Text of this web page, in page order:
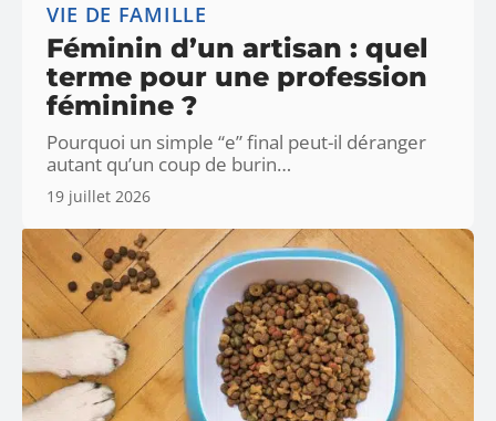
VIE DE FAMILLE
Féminin d’un artisan : quel
terme pour une profession
féminine ?
Pourquoi un simple “e” final peut-il déranger
autant qu’un coup de burin…
19 juillet 2026